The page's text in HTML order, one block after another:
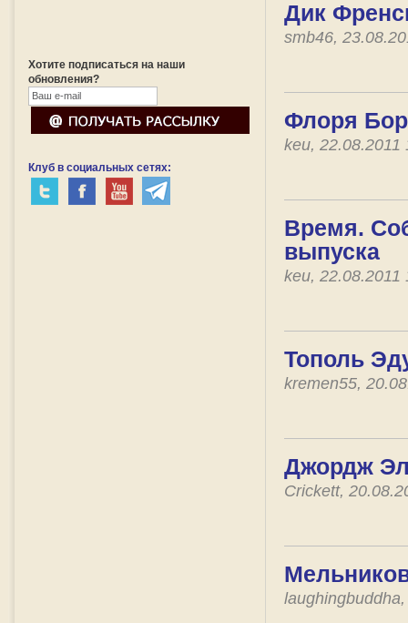
Хотите подписаться на наши
обновления?
Клуб в социальных сетях:
Дик
smb46,
Флоря
keu,
Время.
выпуска
keu,
Тополь
kremen55,
Джордж
Crickett,